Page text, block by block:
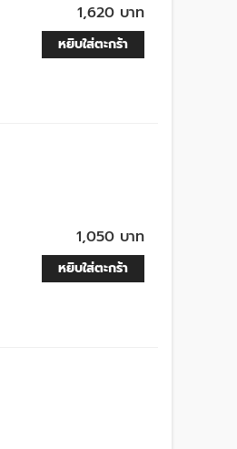
1,620 บาท
หยิบใส่ตะกร้า
1,050 บาท
หยิบใส่ตะกร้า